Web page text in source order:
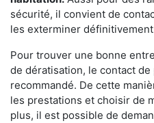
sécurité, il convient de
les exterminer
Pour trouver une bonne
de dératisation, le contact
recommandé. De cette
les prestations et choisir de
plus, il est possible de